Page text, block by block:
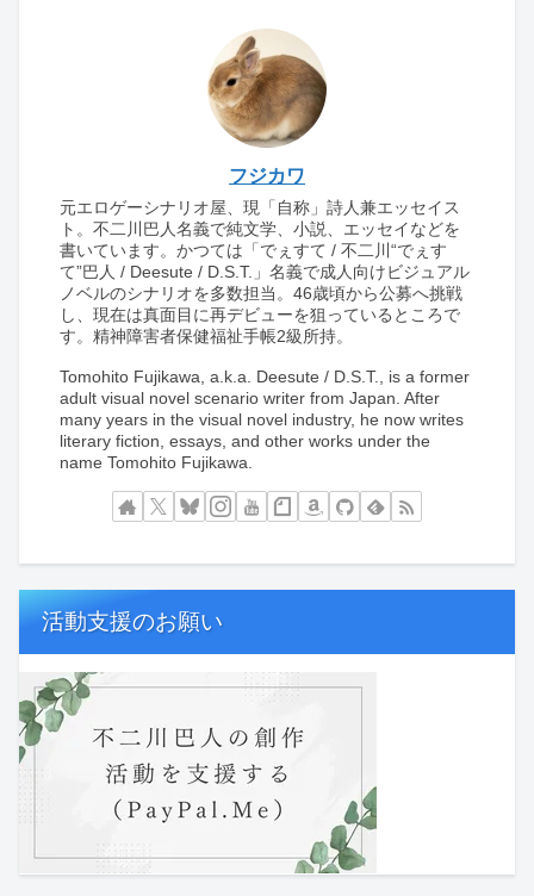
フジカワ
元エロゲーシナリオ屋、現「自称」詩人兼エッセイス
ト。不二川巴人名義で純文学、小説、エッセイなどを
書いています。かつては「でぇすて / 不二川“でぇす
て”巴人 / Deesute / D.S.T.」名義で成人向けビジュアル
ノベルのシナリオを多数担当。46歳頃から公募へ挑戦
し、現在は真面目に再デビューを狙っているところで
す。精神障害者保健福祉手帳2級所持。
Tomohito Fujikawa, a.k.a. Deesute / D.S.T., is a former
adult visual novel scenario writer from Japan. After
many years in the visual novel industry, he now writes
literary fiction, essays, and other works under the
name Tomohito Fujikawa.
活動支援のお願い